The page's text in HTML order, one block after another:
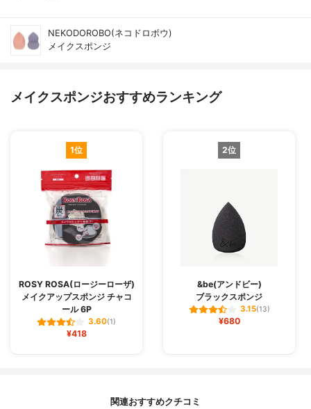
NEKODOROBO(ネコドロボウ)
メイクスポンジ
メイクスポンジおすすめランキング
1位
ROSY ROSA(ロージーローザ)
メイクアップスポンジ チャコ
ール 6P
3.60(1)
¥418
2位
&be(アンドビー)
ブラックスポンジ
3.15(13)
¥680
関連おすすめクチコミ